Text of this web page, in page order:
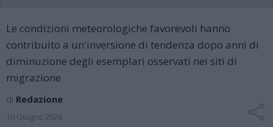
Le condizioni meteorologiche favorevoli hanno
contribuito a un'inversione di tendenza dopo anni di
diminuzione degli esemplari osservati nei siti di
migrazione
di Redazione
10 Giugno 2026